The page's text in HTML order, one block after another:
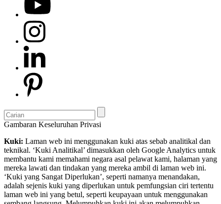
Gambaran Keseluruhan Privasi
Kuki: Laman web ini menggunakan kuki atas sebab analitikal dan
teknikal. ‘Kuki Analitikal’ dimasukkan oleh Google Analytics untuk
membantu kami memahami negara asal pelawat kami, halaman yang
mereka lawati dan tindakan yang mereka ambil di laman web ini.
‘Kuki yang Sangat Diperlukan’, seperti namanya menandakan,
adalah sejenis kuki yang diperlukan untuk pemfungsian ciri tertentu
laman web ini yang betul, seperti keupayaan untuk menggunakan